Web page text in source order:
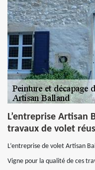
L’entreprise Artisan
travaux de volet
L’entreprise de volet Artisan
Vigne pour la qualité de ces